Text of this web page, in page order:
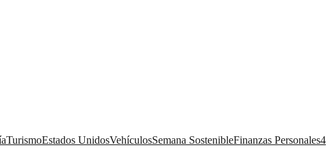
TurismoEstados UnidosVehículosSemana SostenibleFinanzas Personales4